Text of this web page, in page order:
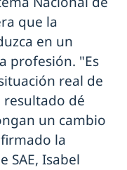
que la
en un
profesión. "Es
real de
resultado dé
un cambio
la
SAE, Isabel